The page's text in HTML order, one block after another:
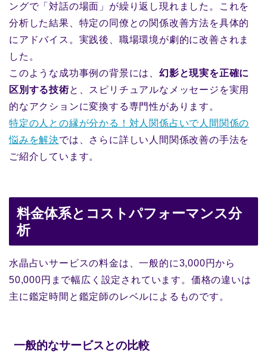
ングで「対話の場面」が繰り返し現れました。これを
分析した結果、特定の同僚との関係改善方法を具体的
にアドバイス。実践後、職場環境が劇的に改善されま
した。
このような成功事例の背景には、 幻影と現実を正確に
区別する技術と、スピリチュアルなメッセージを実用
的なアクションに変換する専門性があります。
特定の人との縁が分かる！対人関係占いで人間関係の
悩みを解決では、さらに詳しい人間関係改善の手法を
ご紹介しています。
料金体系とコストパフォーマンス分
析
水晶占いサービスの料金は、一般的に3,000円から
50,000円まで幅広く設定されています。価格の違いは
主に鑑定時間と鑑定師のレベルによるものです。
一般的なサービスとの比較